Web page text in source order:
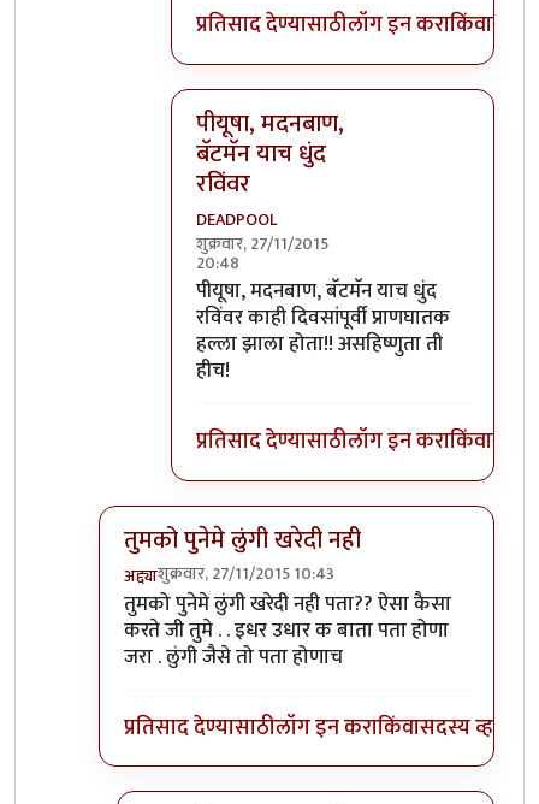
प्रतिसाद देण्यासाठीलॉग इन कराकिंवा
पीयूषा, मदनबाण,
बॅटमॅन याच धुंद
रविंवर
DEADPOOL
शुक्रवार, 27/11/2015
20:48
In reply toवा तुमच्यामुळे मी इतका विनोदी
पीयूषा, मदनबाण, बॅटमॅन याच धुंद
रविंवर काही दिवसांपूर्वी प्राणघातक
हल्ला झाला होता!! असहिष्णुता ती
हीच!
प्रतिसाद देण्यासाठीलॉग इन कराकिंवा
तुमको पुनेमे लुंगी खरेदी नही
अद्द्याशुक्रवार, 27/11/2015 10:43
In reply toपुणे काय ऑस्ट्रेलिया आहे काby
तुमको पुनेमे लुंगी खरेदी नही पता?? ऐसा कैसा
करते जी तुमे . . इधर उधार क बाता पता होणा
जरा . लुंगी जैसे तो पता होणाच
प्रतिसाद देण्यासाठीलॉग इन कराकिंवासदस्य व्हा